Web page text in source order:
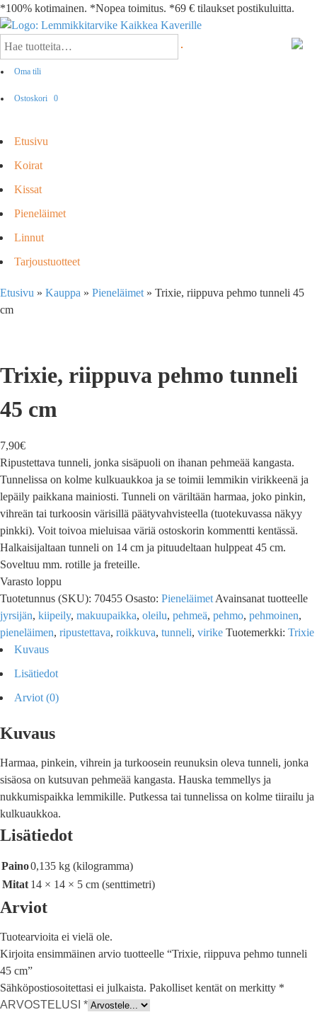
*100% kotimainen. *Nopea toimitus. *69 € tilaukset postikuluitta.
Oma tili
Ostoskori 0
Etusivu
Koirat
Kissat
Pieneläimet
Linnut
Tarjoustuotteet
Etusivu » Kauppa » Pieneläimet » Trixie, riippuva pehmo tunneli 45
cm
Trixie, riippuva pehmo tunneli
45 cm
7,90€
Ripustettava tunneli, jonka sisäpuoli on ihanan pehmeää kangasta.
Tunnelissa on kolme kulkuaukkoa ja se toimii lemmikin virikkeenä ja
lepäily paikkana mainiosti. Tunneli on väriltään harmaa, joko pinkin,
vihreän tai turkoosin värisillä päätyvahvisteella (tuotekuvassa näkyy
pinkki). Voit toivoa mieluisaa väriä ostoskorin kommentti kentässä.
Halkaisijaltaan tunneli on 14 cm ja pituudeltaan hulppeat 45 cm.
Soveltuu mm. rotille ja freteille.
Varasto loppu
Tuotetunnus (SKU): 70455 Osasto: Pieneläimet Avainsanat tuotteelle
jyrsijän, kiipeily, makuupaikka, oleilu, pehmeä, pehmo, pehmoinen,
pieneläimen, ripustettava, roikkuva, tunneli, virike Tuotemerkki: Trixie
Kuvaus
Lisätiedot
Arviot (0)
Kuvaus
Harmaa, pinkein, vihrein ja turkoosein reunuksin oleva tunneli, jonka
sisäosa on kutsuvan pehmeää kangasta. Hauska temmellys ja
nukkumispaikka lemmikille. Putkessa tai tunnelissa on kolme tiirailu ja
kulkuaukkoa.
Lisätiedot
Paino0,135 kg (kilogramma)
Mitat 14 × 14 × 5 cm (senttimetri)
Arviot
Tuotearvioita ei vielä ole.
Kirjoita ensimmäinen arvio tuotteelle “Trixie, riippuva pehmo tunneli
45 cm”
Sähköpostiosoitettasi ei julkaista. Pakolliset kentät on merkitty *
ARVOSTELUSI *